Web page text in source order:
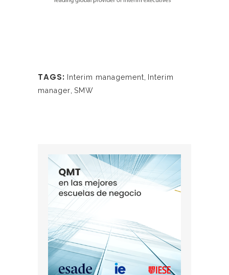
TAGS: Interim management,
Interim
manager, SMW